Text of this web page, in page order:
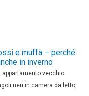
e muffa – perché
in inverno
appartamento vecchio
neri in camera da letto,